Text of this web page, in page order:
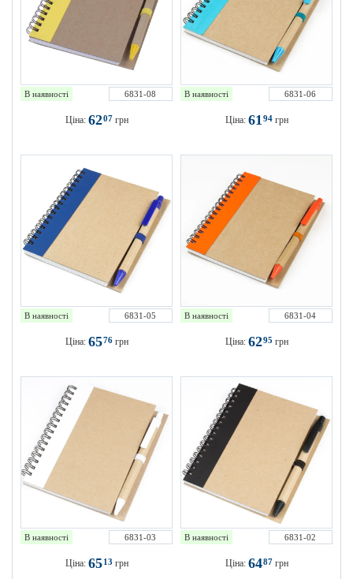
В наявності 6831-08
Ціна: 6207 грн
В наявності 6831-06
Ціна: 6194грн
В наявності 6831-05
Ціна: 6576грн
В наявності 6831-04
Ціна: 6295 грн
В наявності 6831-03
Ціна: 6513 грн
В наявності 6831-02
Ціна: 6487 грн